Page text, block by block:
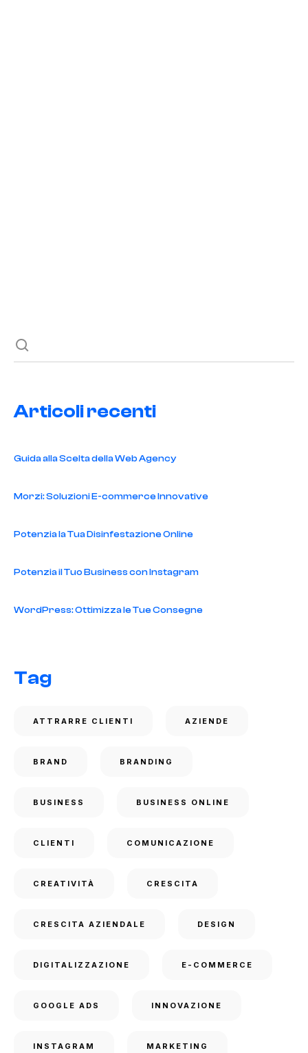
Articoli recenti
Guida alla Scelta della Web Agency
Morzi: Soluzioni E-commerce Innovative
Potenzia la Tua Disinfestazione Online
Potenzia il Tuo Business con Instagram
WordPress: Ottimizza le Tue Consegne
Tag
ATTRARRE CLIENTI AZIENDE
BRAND BRANDING
BUSINESS BUSINESS ONLINE
CLIENTI COMUNICAZIONE
CREATIVITÀ CRESCITA
CRESCITA AZIENDALE DESIGN
DIGITALIZZAZIONE E-COMMERCE
GOOGLE ADS INNOVAZIONE
INSTAGRAM MARKETING